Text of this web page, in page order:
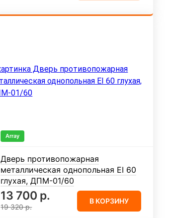
Array
Дверь противопожарная
металлическая однопольная EI 60
глухая, ДПМ-01/60
13 700 р.
19 320 р.
В КОРЗИНУ